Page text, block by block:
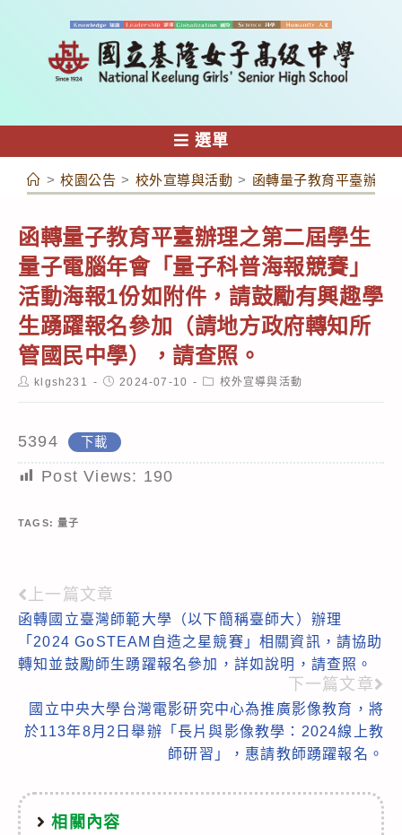
容
選單
> 校園公告 > 校外宣導與活動 > 函轉量子教育平臺辦理
函轉量子教育平臺辦理之第二屆學生
量子電腦年會「量子科普海報競賽」
活動海報1份如附件，請鼓勵有興趣學
生踴躍報名參加（請地方政府轉知所
管國民中學），請查照。
Postklgsh231
Post2024-07-10
Post校外宣導與活動
5394 下載
Post Views: 190
TAGS:量子
Read
more
articles
上一篇文章
函轉國立臺灣師範大學（以下簡稱臺師大）辦理
「2024 GoSTEAM自造之星競賽」相關資訊，請協助
轉知並鼓勵師生踴躍報名參加，詳如說明，請查照。
下一篇文章
國立中央大學台灣電影研究中心為推廣影像教育，將
於113年8月2日舉辦「長片與影像教學：2024線上教
師研習」，惠請教師踴躍報名。
相關內容